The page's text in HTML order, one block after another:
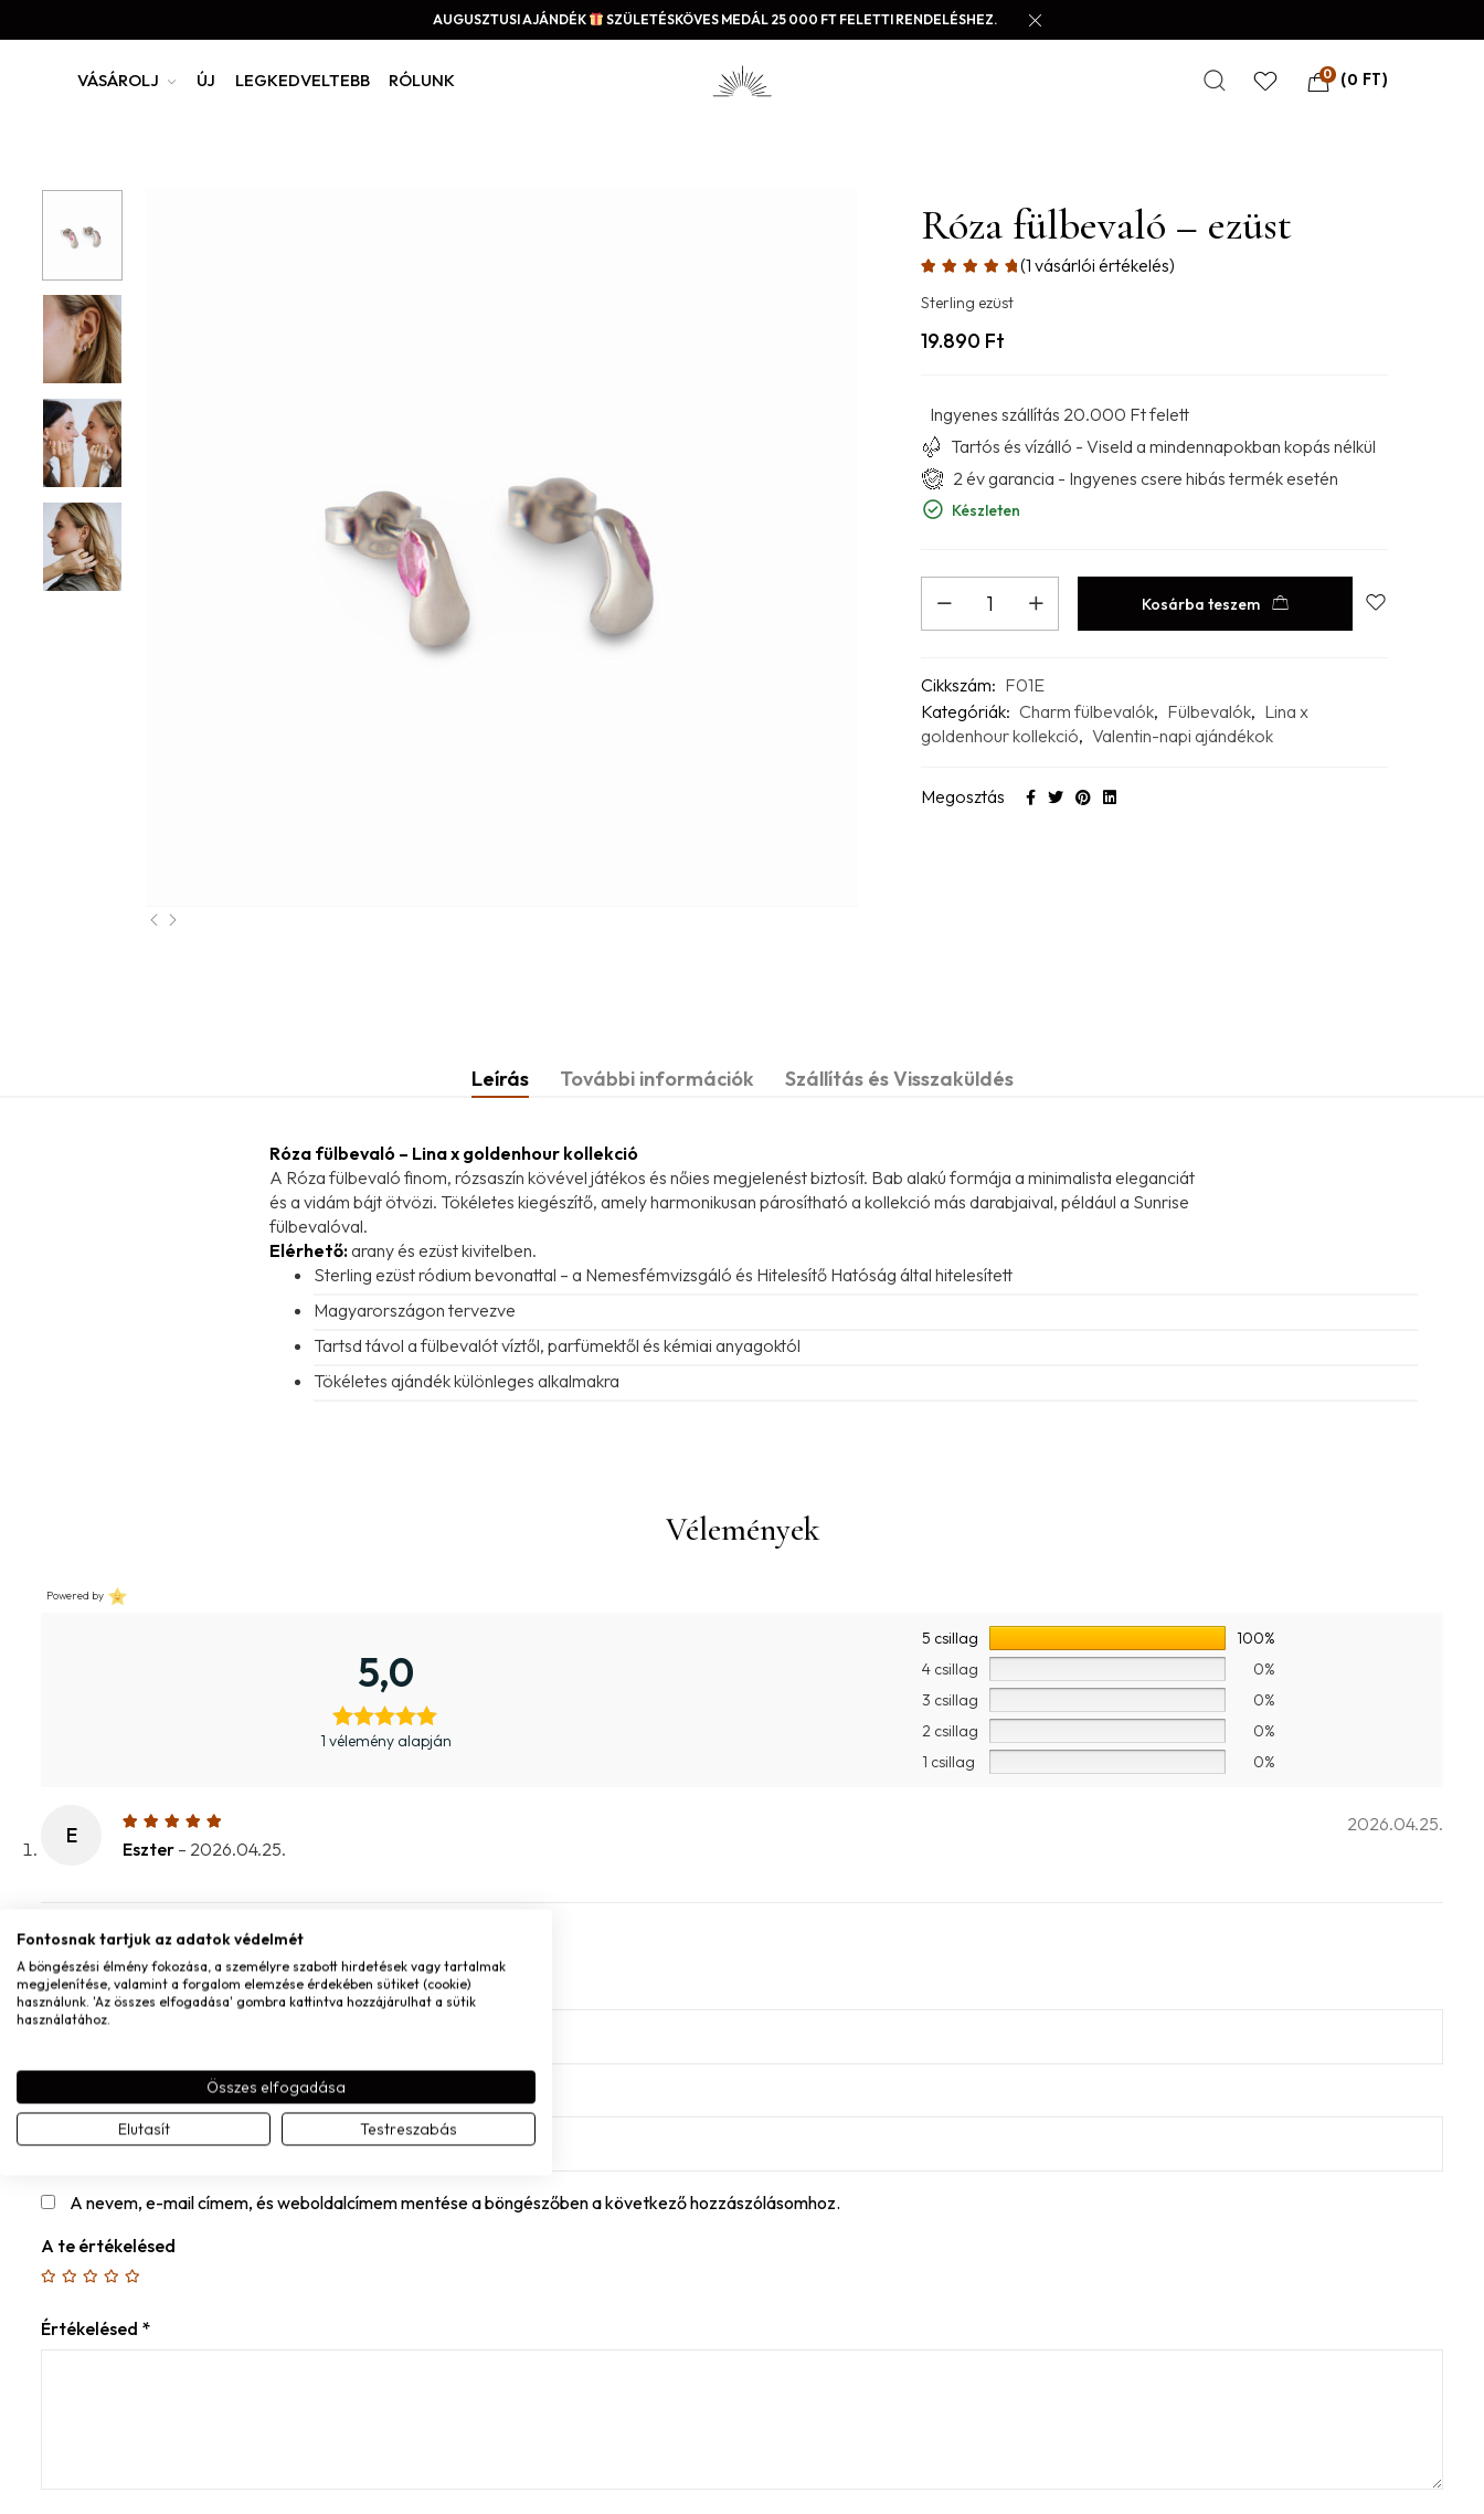
AUGUSZTUSI AJÁNDÉK SZÜLETÉSKÖVES MEDÁL 25 000 FT FELETTI RENDELÉSHEZ.
VÁSÁROLJ ÚJ LEGKEDVELTEBB RÓLUNK 0 (0 FT )
Róza fülbevaló – ezüst
(1 vásárlói értékelés)
Sterling ezüst
19.890 Ft
Ingyenes szállítás 20.000 Ft felett
Tartós és vízálló - Viseld a mindennapokban kopás nélkül
2 év garancia - Ingyenes csere hibás termék esetén
Készleten
Kosárba teszem
Cikkszám: F01E
Kategóriák: Charm fülbevalók, Fülbevalók, Lina x
goldenhour kollekció, Valentin-napi ajándékok
Megosztás
Leírás További információk Szállítás és Visszaküldés
Róza fülbevaló – Lina x goldenhour kollekció
A Róza fülbevaló finom, rózsaszín kövével játékos és nőies megjelenést biztosít. Bab alakú formája a minimalista eleganciát
és a vidám bájt ötvözi. Tökéletes kiegészítő, amely harmonikusan párosítható a kollekció más darabjaival, például a Sunrise
fülbevalóval.
Elérhető:arany és ezüst kivitelben.
Sterling ezüst ródium bevonattal – a Nemesfémvizsgáló és Hitelesítő Hatóság által hitelesített
Magyarországon tervezve
Tartsd távol a fülbevalót víztől, parfümektől és kémiai anyagoktól
Tökéletes ajándék különleges alkalmakra
Vélemények
Powered by
5,0
1 vélemény alapján
5 csillag
100%
4 csillag
0%
3 csillag
0%
2 csillag
0%
1 csillag
0%
E
Eszter – 2026.04.25.
2026.04.25.
MONDD EL A VÉLEMÉNYED
Név*
A nevem, e-mail címem, és weboldalcímem mentése a böngészőben a következő hozzászólásomhoz.
A te értékelésed
Értékelésed *
Fontosnak tartjuk az adatok védelmét
A böngészési élmény fokozása, a személyre szabott hirdetések vagy tartalmak
megjelenítése, valamint a forgalom elemzése érdekében sütiket (cookie)
használunk. 'Az összes elfogadása' gombra kattintva hozzájárulhat a sütik
használatához.
Összes elfogadása
Elutasít Testreszabás